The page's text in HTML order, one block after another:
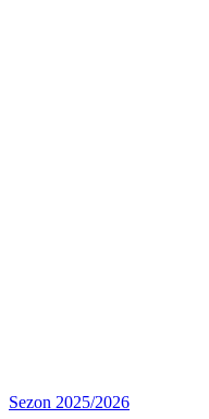
Awans
Sezon 2025/2026